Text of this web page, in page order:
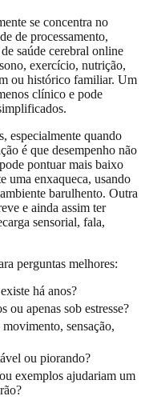
se concentra no
de processamento,
saúde cerebral online
exercício, nutrição,
ou histórico familiar. Um
clínico e pode
especialmente quando
é que desempenho não
pontuar mais baixo
uma enxaqueca, usando
barulhento. Outra
e ainda assim ter
sensorial, fala,
perguntas melhores:
há anos?
ou apenas sob estresse?
sensação,
ou piorando?
exemplos ajudariam um